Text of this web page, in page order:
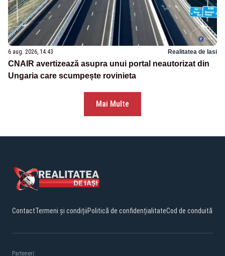
6 aug. 2026, 14:43 Realitatea de Iasi
CNAIR avertizează asupra unui portal neautorizat din
Ungaria care scumpește rovinieta
Mai Multe
ContactTermeni și condițiiPolitică de confidențialitateCod de conduită
Parteneri: